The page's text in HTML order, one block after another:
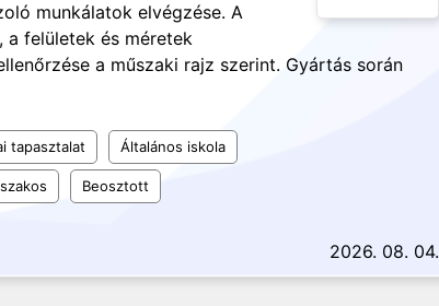
munkálatok elvégzése. A
a felületek és méretek
a műszaki rajz szerint. Gyártás során
tapasztalat Általános iskola
Beosztott
2026. 08. 04.